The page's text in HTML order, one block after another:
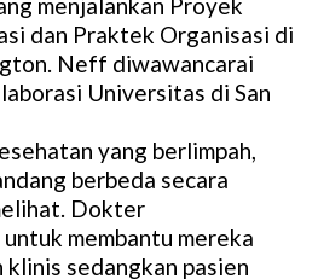
dan Praktek Organisasi di
Neff diwawancarai
Universitas di San
yang berlimpah,
berbeda secara
Dokter
membantu mereka
klinis sedangkan pasien